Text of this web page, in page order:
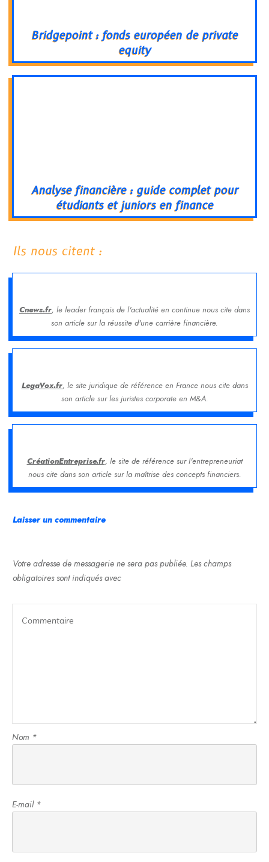
Bridgepoint : fonds européen de private
equity
Analyse financière : guide complet pour
étudiants et juniors en finance
Ils nous citent :
Cnews.fr, le leader français de l'actualité en continue nous cite dans
son article sur la réussite d'une carrière financière.
LegaVox.fr, le site juridique de référence en France nous cite dans
son article sur les juristes corporate en M&A.
CréationEntreprise.fr, le site de référence sur l'entrepreneuriat
nous cite dans son article sur la maîtrise des concepts financiers.
Laisser un commentaire
Votre adresse de messagerie ne sera pas publiée. Les champs
obligatoires sont indiqués avec
Nom *
E-mail *